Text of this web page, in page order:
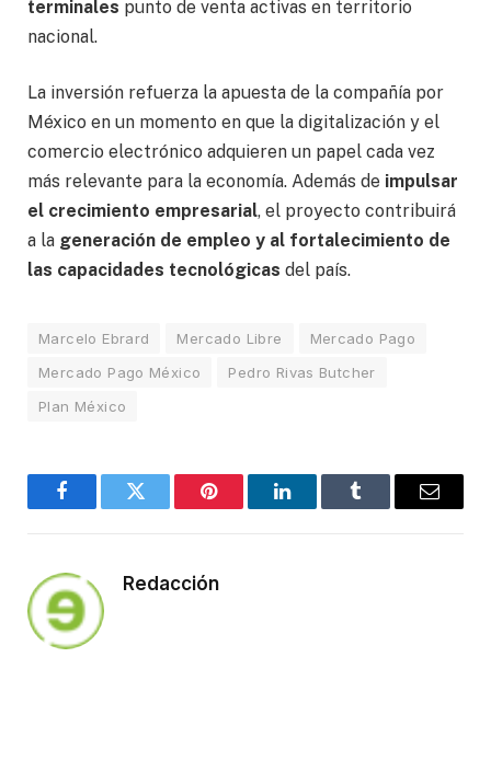
terminales punto de venta activas en territorio
nacional.
La inversión refuerza la apuesta de la compañía por
México en un momento en que la digitalización y el
comercio electrónico adquieren un papel cada vez
más relevante para la economía. Además de impulsar
el crecimiento empresarial, el proyecto contribuirá
a la generación de empleo y al fortalecimiento de
las capacidades tecnológicas del país.
Marcelo Ebrard Mercado Libre
Mercado Pago
Mercado Pago México
Pedro Rivas Butcher
Plan México
FacebookTwitter Pinterest LinkedInTumblr Email
Redacción